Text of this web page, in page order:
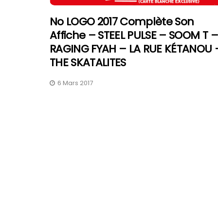
No LOGO 2017 Complète Son
Affiche – STEEL PULSE – SOOM T –
RAGING FYAH – LA RUE KÉTANOU
THE SKATALITES
6 Mars 2017